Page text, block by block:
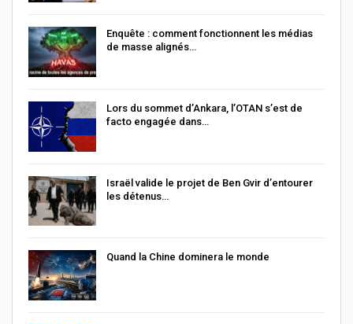
Enquête : comment fonctionnent les médias
de masse alignés…
Lors du sommet d’Ankara, l’OTAN s’est de
facto engagée dans…
Israël valide le projet de Ben Gvir d’entourer
les détenus…
Quand la Chine dominera le monde